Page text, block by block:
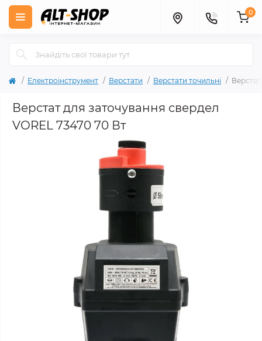
0
Електроінструмент Верстати Верстати точильні
Верстат для заточування свердел
VOREL 73470 70 Вт